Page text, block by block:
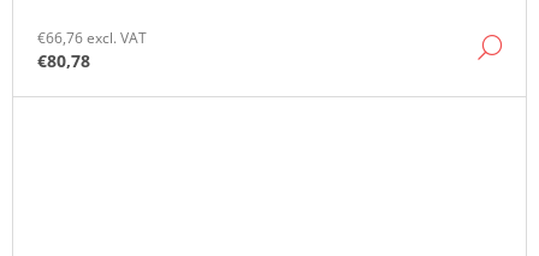
€66,76 excl. VAT
€80,78